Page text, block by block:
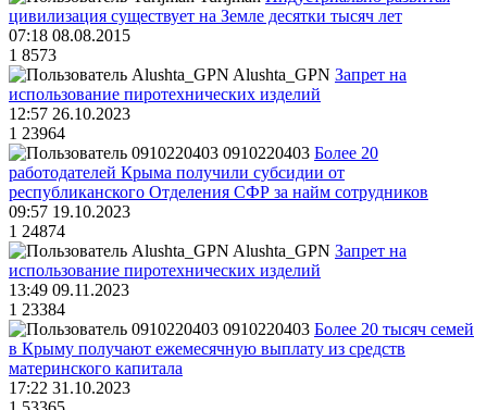
цивилизация существует на Земле десятки тысяч лет
07:18 08.08.2015
1 8573
Alushta_GPN Запрет на
использование пиротехнических изделий
12:57 26.10.2023
1 23964
0910220403 Более 20
работодателей Крыма получили субсидии от
республиканского Отделения СФР за найм сотрудников
09:57 19.10.2023
1 24874
Alushta_GPN Запрет на
использование пиротехнических изделий
13:49 09.11.2023
1 23384
0910220403 Более 20 тысяч семей
в Крыму получают ежемесячную выплату из средств
материнского капитала
17:22 31.10.2023